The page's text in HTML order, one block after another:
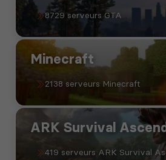
8729 serveurs GTA
Minecraft
2138 serveurs Minecraft
ARK Survival
419 serveurs ARK Survival